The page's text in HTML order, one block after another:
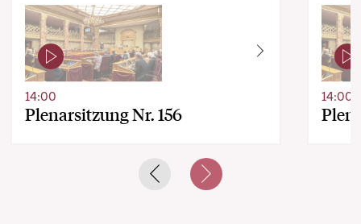
Plenarsitzung Nr. 156
14:00 14:00
Previous slideNext slide